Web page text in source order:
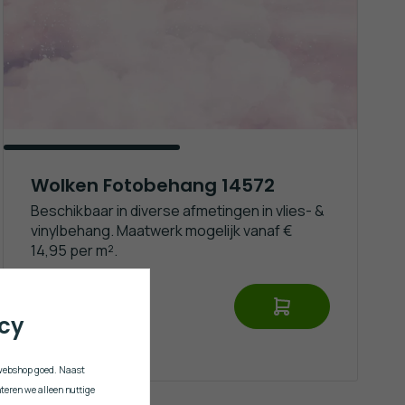
Wolken Fotobehang 14572
Beschikbaar in diverse afmetingen in vlies- &
vinylbehang. Maatwerk mogelijk vanaf €
14,95 per m².
goed. Naast
we alleen nuttige